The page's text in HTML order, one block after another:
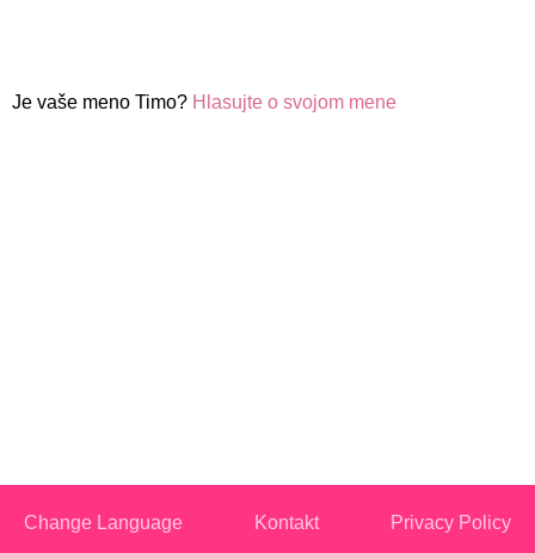
Je vaše meno Timo? Hlasujte o svojom mene
Change Language Kontakt Privacy Policy